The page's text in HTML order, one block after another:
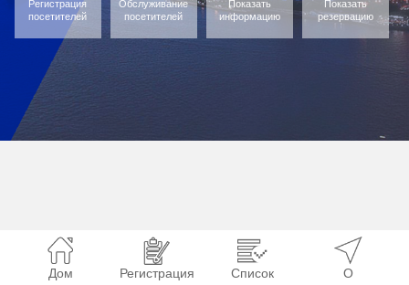
Регистрация
посетителей
Обслуживание
посетителей
Показать
информацию
Показать
резервацию
Дом Регистрация
Список
О